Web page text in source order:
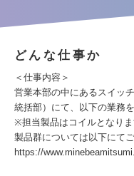
どんな仕事か
＜仕事内容＞
営業本部の中にあるスイッ
統括部）にて、以下の業務
※担当製品はコイルとなりま
製品群については以下にて
https://